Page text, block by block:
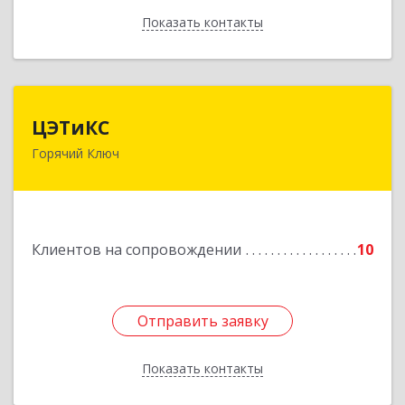
Показать контакты
Назад
ЦЭТиКС
Горячий Ключ
Клиентов на сопровождении 10
Отправить заявку
Показать контакты
353290, Краснодарский край, Горячий Ключ г,
Отправить заявку
Назад